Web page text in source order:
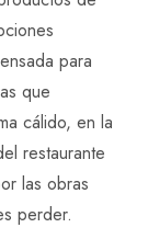
para
que
cálido, en la
restaurante
las obras
perder.